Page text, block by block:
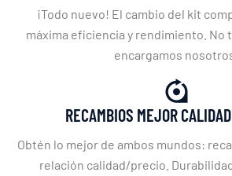
¡Todo nuevo! El cambio del kit
máxima eficiencia y rendimiento. No
encargamos
RECAMBIOS MEJOR
Obtén lo mejor de ambos mundos:
relación calidad/precio.